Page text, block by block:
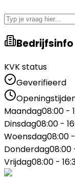
Bedrijfsinfo
KVK status
Geverifieerd
Maandag08:00 -
Dinsdag08:00 -
Woensdag08:00
Donderdag08:00
Vrijdag08:00 -